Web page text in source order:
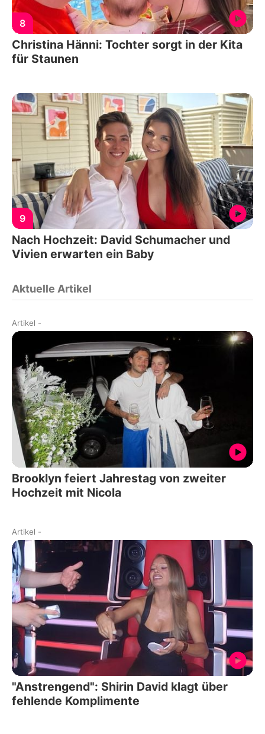
8
Christina Hänni: Tochter sorgt in der Kita
für Staunen
9
Nach Hochzeit: David Schumacher und
Vivien erwarten ein Baby
Aktuelle Artikel
Artikel -
Brooklyn feiert Jahrestag von zweiter
Hochzeit mit Nicola
Artikel -
"Anstrengend": Shirin David klagt über
fehlende Komplimente